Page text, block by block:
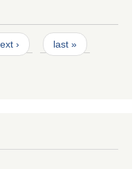
› last »